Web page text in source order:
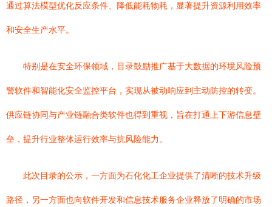
通过算法模型优化反应条件、降低能耗物耗，显著提升资源利用效率
和安全生产水平。
特别是在安全环保领域，目录鼓励推广基于大数据的环境风险预
警软件和智能化安全监控平台，实现从被动响应到主动防控的转变。
供应链协同与产业链融合类软件也得到重视，旨在打通上下游信息壁
垒，提升行业整体运行效率与抗风险能力。
此次目录的公示，一方面为石化化工企业提供了清晰的技术升级
路径，另一方面也向软件开发和信息技术服务企业释放了明确的市场